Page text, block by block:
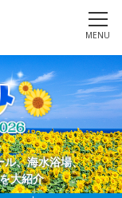
MENU
ル、海水浴場、
大紹介